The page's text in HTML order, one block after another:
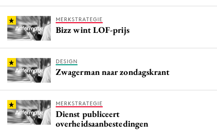
MERKSTRATEGIE
Bizz wint LOF-prijs
DESIGN
Zwagerman naar zondagskrant
MERKSTRATEGIE
Dienst publiceert
overheidsaanbestedingen